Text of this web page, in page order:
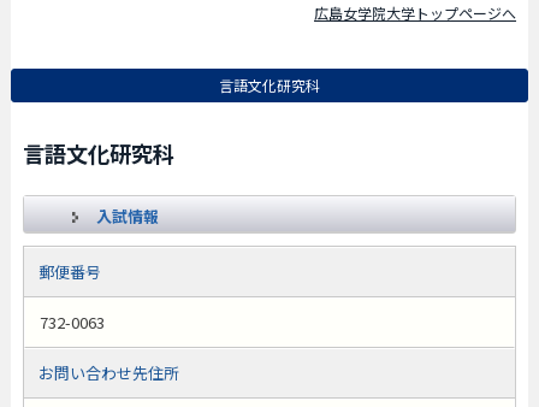
広島女学院大学トップページへ
言語文化研究科
言語文化研究科
入試情報
郵便番号
732-0063
お問い合わせ先住所